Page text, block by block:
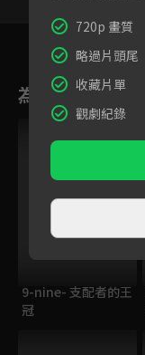
為您推薦
9-nine- 支配者的王
冠
720p 畫質
略過片頭尾
收藏片單
觀劇紀錄